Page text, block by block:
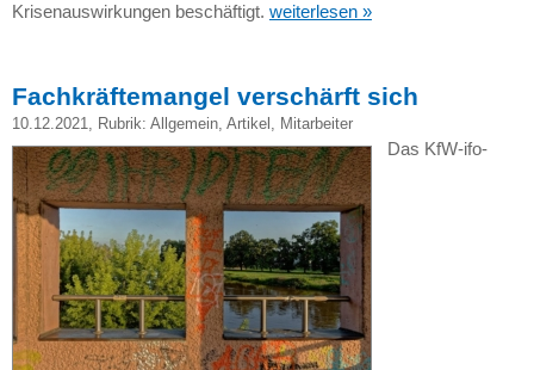
Krisenauswirkungen beschäftigt. weiterlesen »
Fachkräftemangel verschärft sich
10.12.2021 , Rubrik: Allgemein, Artikel Mitarbeiter
Das KfW-ifo-